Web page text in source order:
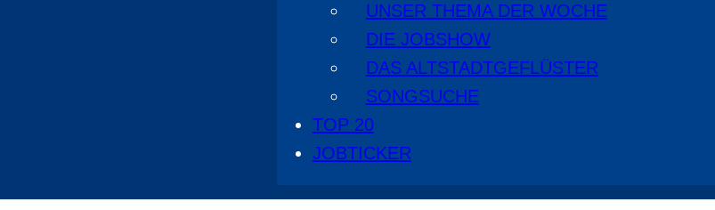
UNSER THEMA DER WOCHE
DIE JOBSHOW
DAS ALTSTADTGEFLÜSTER
SONGSUCHE
TOP 20
JOBTICKER